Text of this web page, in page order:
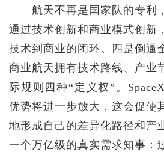
——航天不再是国家队的专利
通过技术创新和商业模式创新
技术到商业的闭环。四是倒逼
商业航天拥有技术路线、产业
际规则四种“定义权”。
优势将进一步放大，这会促使
地形成自己的差异化路径和产
一个万亿级的真实需求知事：